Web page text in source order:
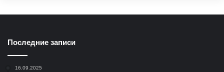
Последние записи
16.09.2025